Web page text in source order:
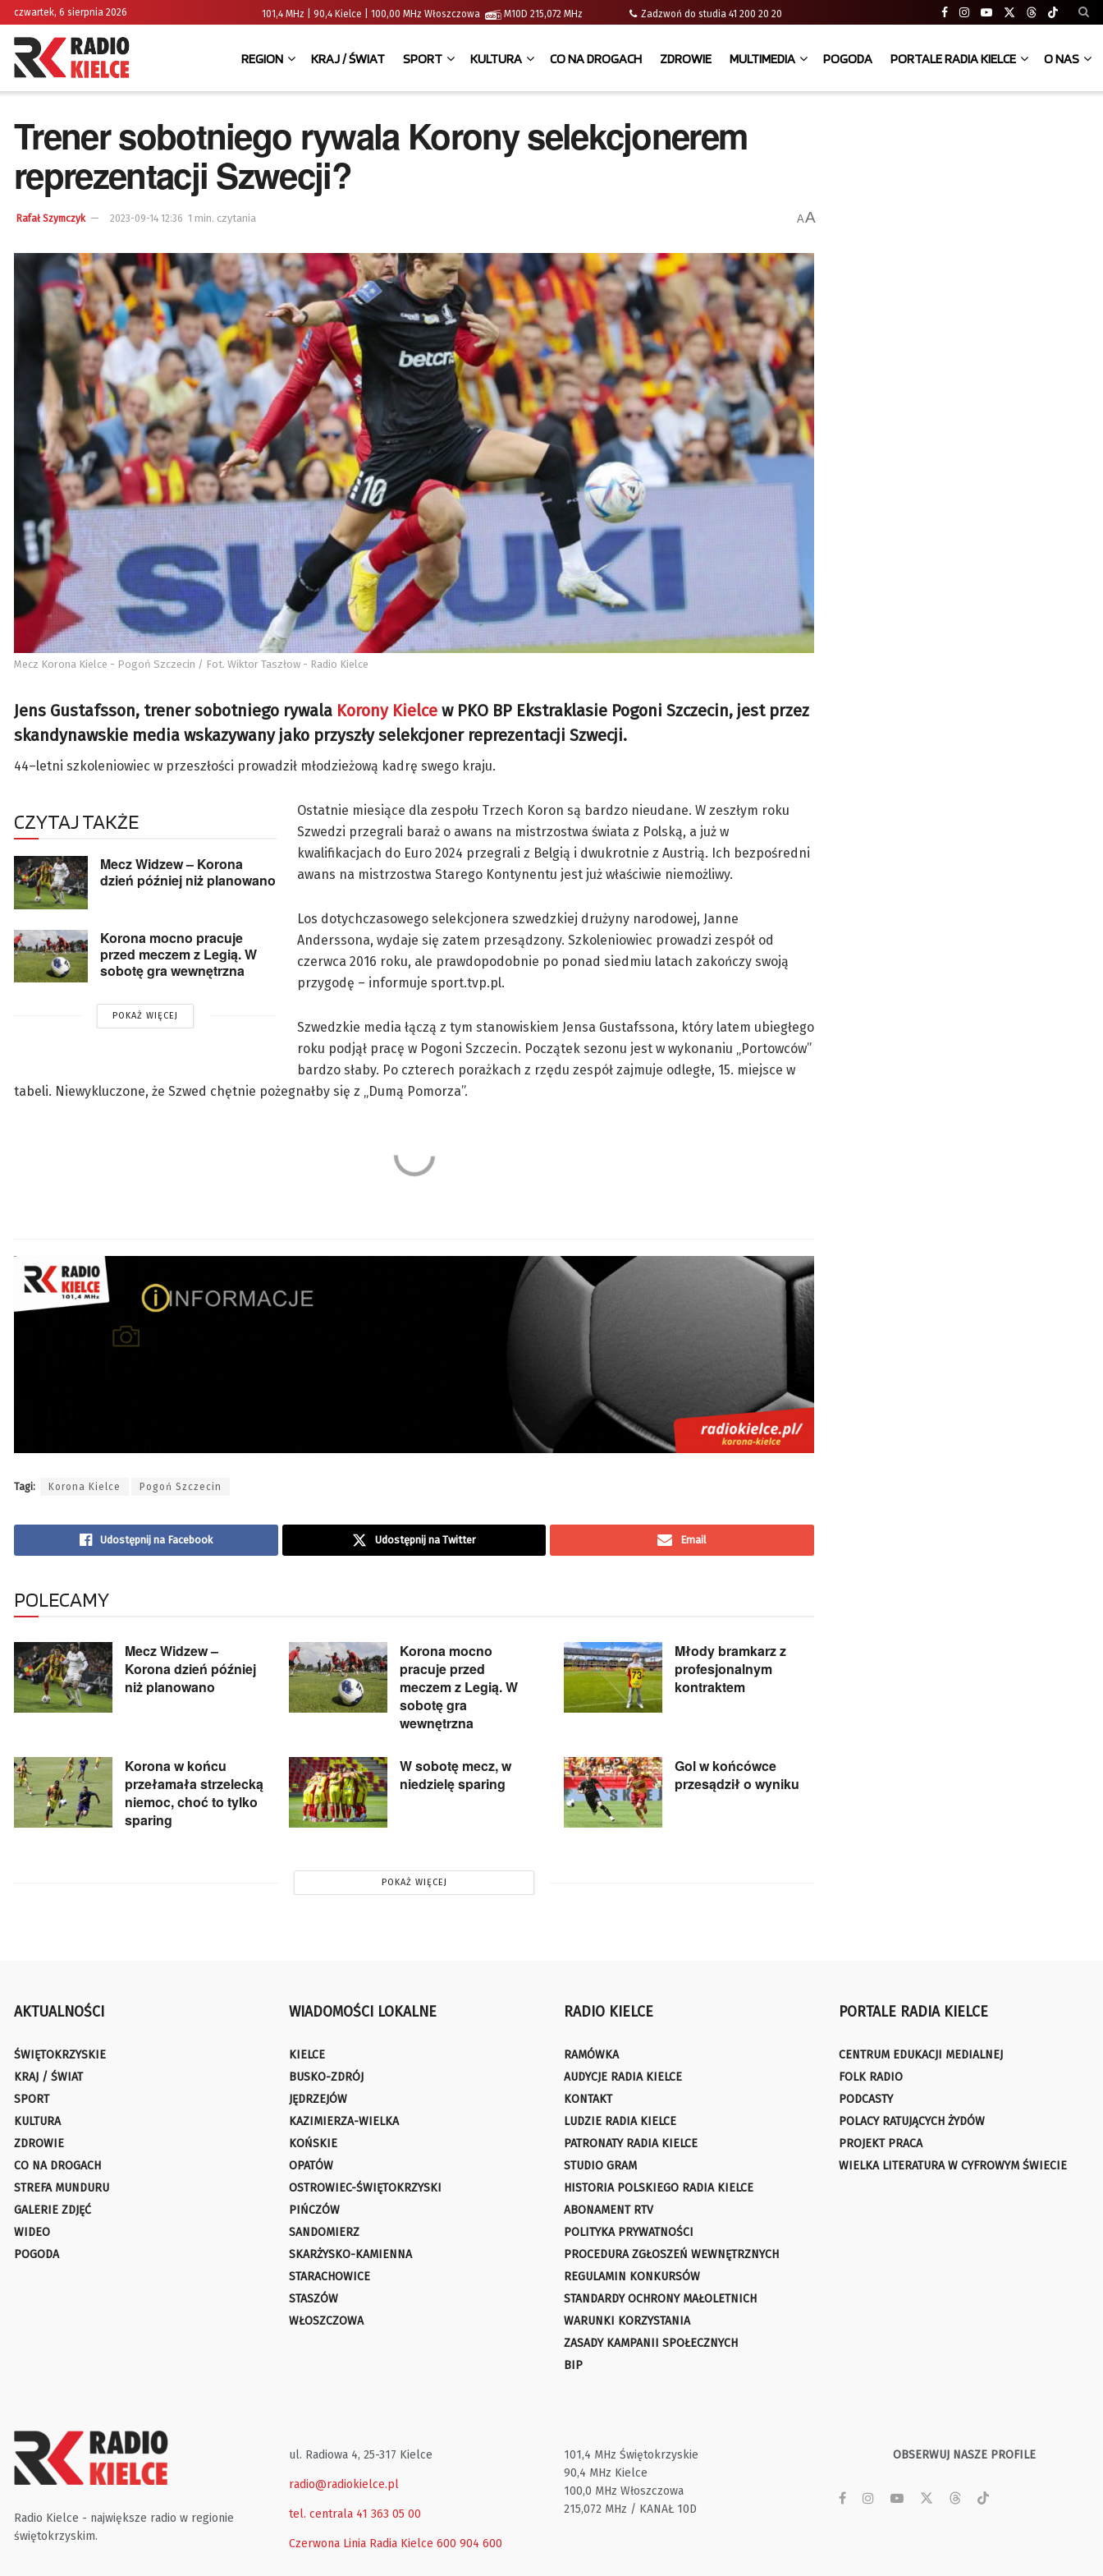
czwartek, 6 sierpnia 2026 101,4 MHz | 90,4 Kielce | 100,00 MHz Włoszczowa M10D 215,072 MHz Zadzwoń do studia 41 200 20 20
REGION KRAJ / ŚWIAT SPORT KULTURA CO NA DROGACH ZDROWIE MULTIMEDIA POGODA PORTALE RADIA KIELCE O NAS
Trener sobotniego rywala Korony selekcjonerem
reprezentacji Szwecji?
Rafał Szymczyk 2023-09-14 12:36 1 min. czytania AA
Mecz Korona Kielce - Pogoń Szczecin / Fot. Wiktor Taszłow - Radio Kielce
Jens Gustafsson, trener sobotniego rywala Korony Kielce w PKO BP Ekstraklasie Pogoni Szczecin, jest przez
skandynawskie media wskazywany jako przyszły selekcjoner reprezentacji Szwecji.
44–letni szkoleniowiec w przeszłości prowadził młodzieżową kadrę swego kraju.
CZYTAJ TAKŻE
Mecz Widzew – Korona
dzień później niż planowano
Korona mocno pracuje
przed meczem z Legią. W
sobotę gra wewnętrzna
POKAŻ WIĘCEJ
Ostatnie miesiące dla zespołu Trzech Koron są bardzo nieudane. W zeszłym roku
Szwedzi przegrali baraż o awans na mistrzostwa świata z Polską, a już w
kwalifikacjach do Euro 2024 przegrali z Belgią i dwukrotnie z Austrią. Ich bezpośredni
awans na mistrzostwa Starego Kontynentu jest już właściwie niemożliwy.
Los dotychczasowego selekcjonera szwedzkiej drużyny narodowej, Janne
Anderssona, wydaje się zatem przesądzony. Szkoleniowiec prowadzi zespół od
czerwca 2016 roku, ale prawdopodobnie po ponad siedmiu latach zakończy swoją
przygodę – informuje sport.tvp.pl.
Szwedzkie media łączą z tym stanowiskiem Jensa Gustafssona, który latem ubiegłego
roku podjął pracę w Pogoni Szczecin. Początek sezonu jest w wykonaniu „Portowców”
bardzo słaby. Po czterech porażkach z rzędu zespół zajmuje odległe, 15. miejsce w
tabeli. Niewykluczone, że Szwed chętnie pożegnałby się z „Dumą Pomorza”.
Tagi: Korona Kielce Pogoń Szczecin
Udostępnij na Facebook Udostępnij na Twitter Email
POLECAMY
Mecz Widzew –
Korona dzień później
niż planowano
Korona mocno
pracuje przed
meczem z Legią. W
sobotę gra
wewnętrzna
Młody bramkarz z
profesjonalnym
kontraktem
Korona w końcu
przełamała strzelecką
niemoc, choć to tylko
sparing
W sobotę mecz, w
niedzielę sparing
Gol w końcówce
przesądził o wyniku
POKAŻ WIĘCEJ
AKTUALNOŚCI
ŚWIĘTOKRZYSKIE
KRAJ / ŚWIAT
SPORT
KULTURA
ZDROWIE
CO NA DROGACH
STREFA MUNDURU
GALERIE ZDJĘĆ
WIDEO
POGODA
WIADOMOŚCI LOKALNE
KIELCE
BUSKO-ZDRÓJ
JĘDRZEJÓW
KAZIMIERZA-WIELKA
KOŃSKIE
OPATÓW
OSTROWIEC-ŚWIĘTOKRZYSKI
PIŃCZÓW
SANDOMIERZ
SKARŻYSKO-KAMIENNA
STARACHOWICE
STASZÓW
WŁOSZCZOWA
RADIO KIELCE
RAMÓWKA
AUDYCJE RADIA KIELCE
KONTAKT
LUDZIE RADIA KIELCE
PATRONATY RADIA KIELCE
STUDIO GRAM
HISTORIA POLSKIEGO RADIA KIELCE
ABONAMENT RTV
POLITYKA PRYWATNOŚCI
PROCEDURA ZGŁOSZEŃ WEWNĘTRZNYCH
REGULAMIN KONKURSÓW
STANDARDY OCHRONY MAŁOLETNICH
WARUNKI KORZYSTANIA
ZASADY KAMPANII SPOŁECZNYCH
BIP
PORTALE RADIA KIELCE
CENTRUM EDUKACJI MEDIALNEJ
FOLK RADIO
PODCASTY
POLACY RATUJĄCYCH ŻYDÓW
PROJEKT PRACA
WIELKA LITERATURA W CYFROWYM ŚWIECIE
Radio Kielce - największe radio w regionie
świętokrzyskim.
ul. Radiowa 4, 25-317 Kielce
radio@radiokielce.pl
tel. centrala 41 363 05 00
Czerwona Linia Radia Kielce 600 904 600
101,4 MHz Świętokrzyskie
90,4 MHz Kielce
100,0 MHz Włoszczowa
215,072 MHz / KANAŁ 10D
OBSERWUJ NASZE PROFILE